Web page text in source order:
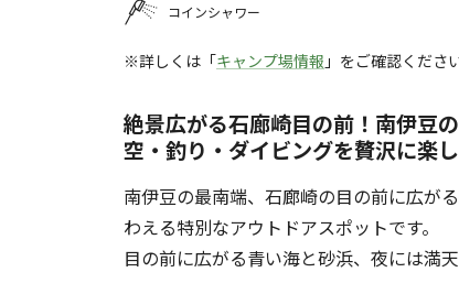
コインシャワー
※詳しくは「キャンプ場情報 」をご確認ください
絶景広がる石廊崎目の前！南伊豆
空・釣り・ダイビングを贅沢に楽
南伊豆の最南端、石廊崎の目の前に広が
わえる特別なアウトドアスポットです。
目の前に広がる青い海と砂浜、夜には満